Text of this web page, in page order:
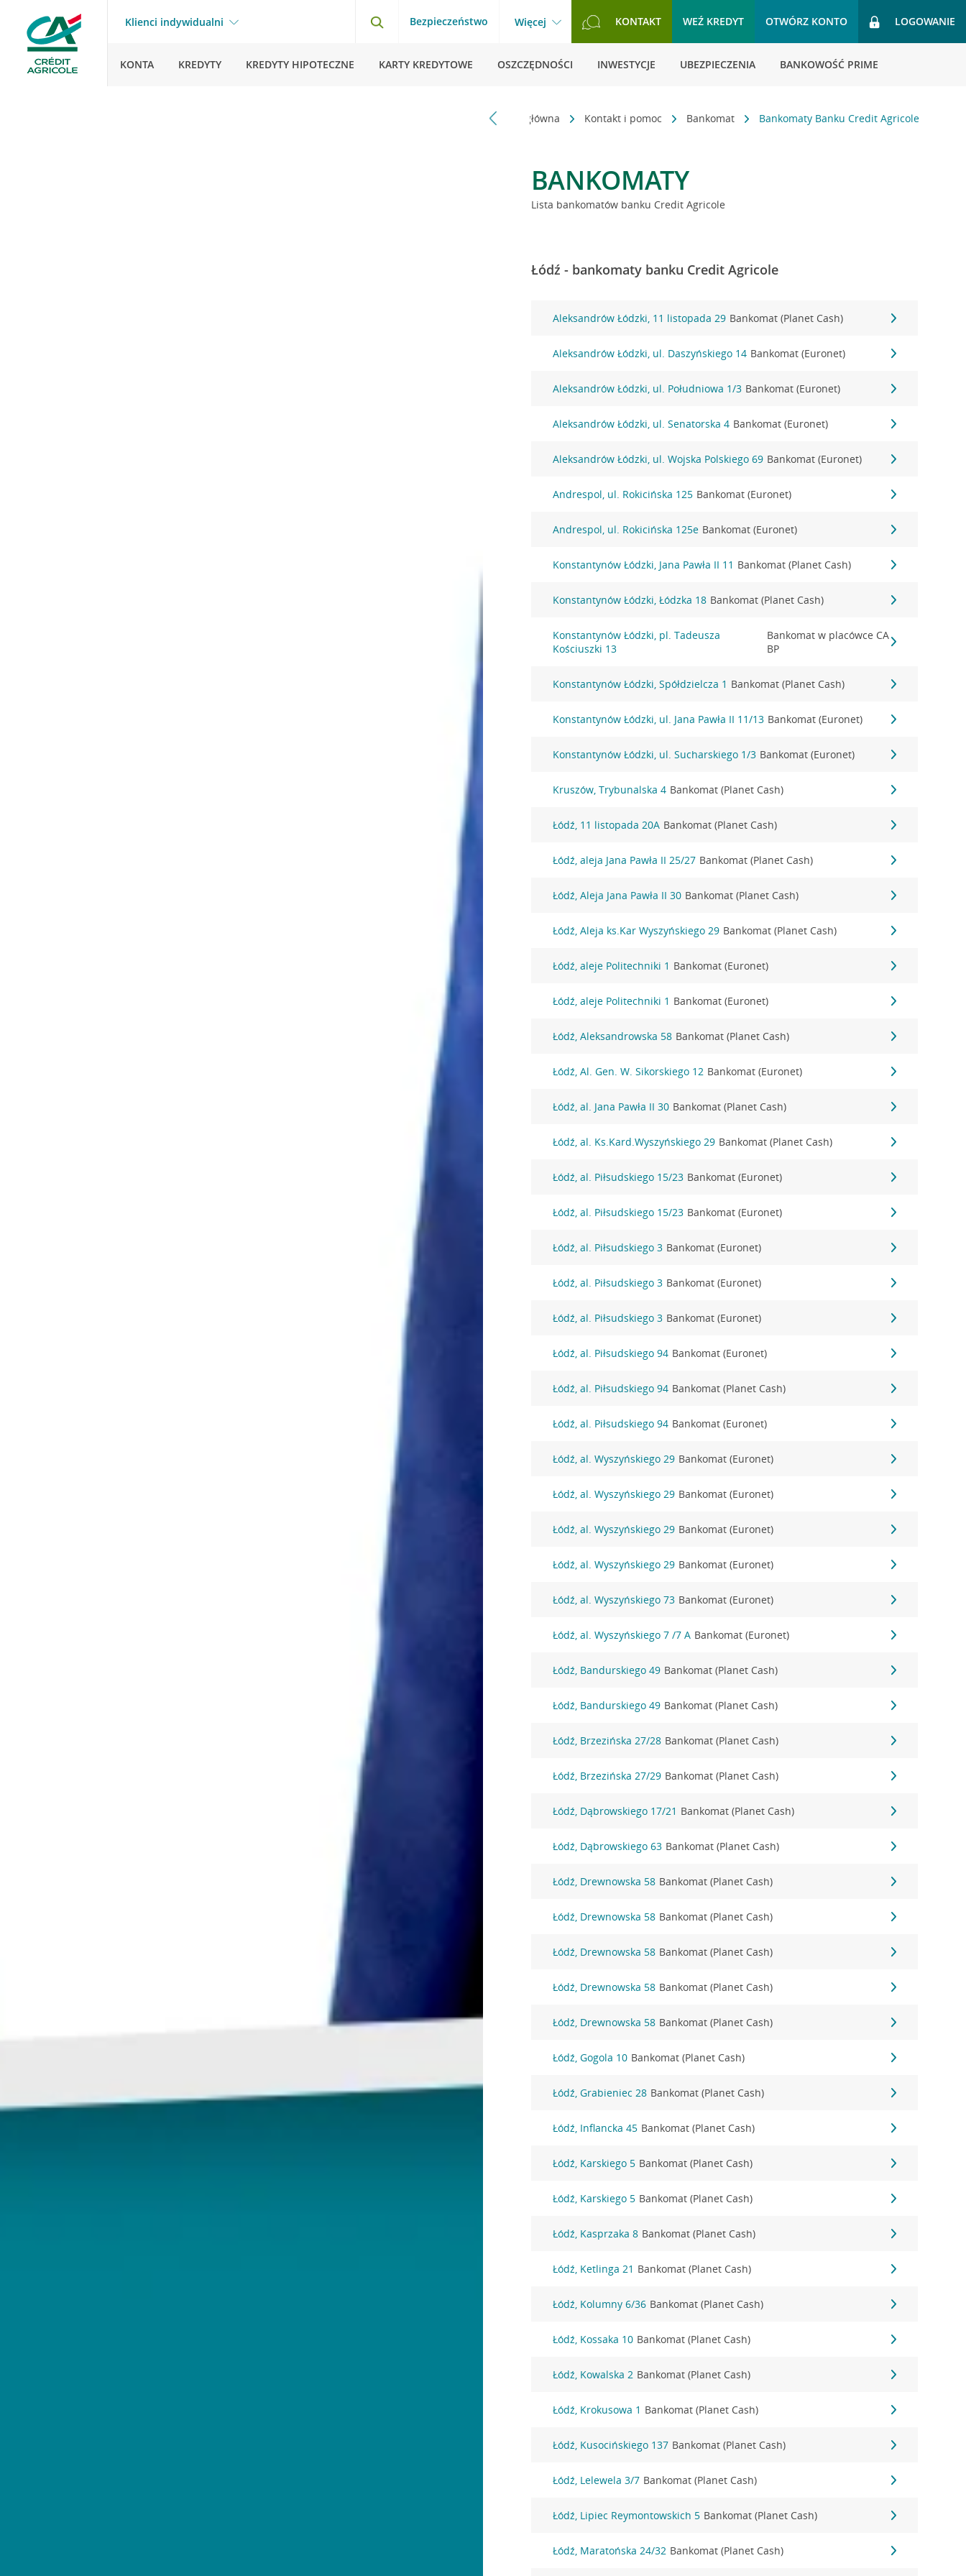
Klienci indywidualni Bezpieczeństwo Więcej KONTAKT WEŹ KREDYT OTWÓRZ KONTO LOGOWANIE
KONTA KREDYTY KREDYTY HIPOTECZNE KARTY KREDYTOWE OSZCZĘDNOŚCI INWESTYCJE UBEZPIECZENIA BANKOWOŚĆ PRIME
Strona główna Kontakt i pomoc Bankomat Bankomaty Banku Credit Agricole
BANKOMATY
Lista bankomatów banku Credit Agricole
Łódź - bankomaty banku Credit Agricole
Aleksandrów Łódzki, 11 listopada 29 Bankomat (Planet Cash)
Aleksandrów Łódzki, ul. Daszyńskiego 14 Bankomat (Euronet)
Aleksandrów Łódzki, ul. Południowa 1/3 Bankomat (Euronet)
Aleksandrów Łódzki, ul. Senatorska 4 Bankomat (Euronet)
Aleksandrów Łódzki, ul. Wojska Polskiego 69 Bankomat (Euronet)
Andrespol, ul. Rokicińska 125 Bankomat (Euronet)
Andrespol, ul. Rokicińska 125e Bankomat (Euronet)
Konstantynów Łódzki, Jana Pawła II 11 Bankomat (Planet Cash)
Konstantynów Łódzki, Łódzka 18 Bankomat (Planet Cash)
Konstantynów Łódzki, pl. Tadeusza
Kościuszki 13
Bankomat w placówce CA
BP
Konstantynów Łódzki, Spółdzielcza 1 Bankomat (Planet Cash)
Konstantynów Łódzki, ul. Jana Pawła II 11/13 Bankomat (Euronet)
Konstantynów Łódzki, ul. Sucharskiego 1/3 Bankomat (Euronet)
Kruszów, Trybunalska 4 Bankomat (Planet Cash)
Łódź, 11 listopada 20A Bankomat (Planet Cash)
Łódź, aleja Jana Pawła II 25/27 Bankomat (Planet Cash)
Łódź, Aleja Jana Pawła II 30 Bankomat (Planet Cash)
Łódź, Aleja ks.Kar Wyszyńskiego 29 Bankomat (Planet Cash)
Łódź, aleje Politechniki 1 Bankomat (Euronet)
Łódź, aleje Politechniki 1 Bankomat (Euronet)
Łódź, Aleksandrowska 58 Bankomat (Planet Cash)
Łódź, Al. Gen. W. Sikorskiego 12 Bankomat (Euronet)
Łódź, al. Jana Pawła II 30 Bankomat (Planet Cash)
Łódź, al. Ks.Kard.Wyszyńskiego 29 Bankomat (Planet Cash)
Łódź, al. Piłsudskiego 15/23 Bankomat (Euronet)
Łódź, al. Piłsudskiego 15/23 Bankomat (Euronet)
Łódź, al. Piłsudskiego 3 Bankomat (Euronet)
Łódź, al. Piłsudskiego 3 Bankomat (Euronet)
Łódź, al. Piłsudskiego 3 Bankomat (Euronet)
Łódź, al. Piłsudskiego 94 Bankomat (Euronet)
Łódź, al. Piłsudskiego 94 Bankomat (Planet Cash)
Łódź, al. Piłsudskiego 94 Bankomat (Euronet)
Łódź, al. Wyszyńskiego 29 Bankomat (Euronet)
Łódź, al. Wyszyńskiego 29 Bankomat (Euronet)
Łódź, al. Wyszyńskiego 29 Bankomat (Euronet)
Łódź, al. Wyszyńskiego 29 Bankomat (Euronet)
Łódź, al. Wyszyńskiego 73 Bankomat (Euronet)
Łódź, al. Wyszyńskiego 7 /7 A Bankomat (Euronet)
Łódź, Bandurskiego 49 Bankomat (Planet Cash)
Łódź, Bandurskiego 49 Bankomat (Planet Cash)
Łódź, Brzezińska 27/28 Bankomat (Planet Cash)
Łódź, Brzezińska 27/29 Bankomat (Planet Cash)
Łódź, Dąbrowskiego 17/21 Bankomat (Planet Cash)
Łódź, Dąbrowskiego 63 Bankomat (Planet Cash)
Łódź, Drewnowska 58 Bankomat (Planet Cash)
Łódź, Drewnowska 58 Bankomat (Planet Cash)
Łódź, Drewnowska 58 Bankomat (Planet Cash)
Łódź, Drewnowska 58 Bankomat (Planet Cash)
Łódź, Drewnowska 58 Bankomat (Planet Cash)
Łódź, Gogola 10 Bankomat (Planet Cash)
Łódź, Grabieniec 28 Bankomat (Planet Cash)
Łódź, Inflancka 45 Bankomat (Planet Cash)
Łódź, Karskiego 5 Bankomat (Planet Cash)
Łódź, Karskiego 5 Bankomat (Planet Cash)
Łódź, Kasprzaka 8 Bankomat (Planet Cash)
Łódź, Ketlinga 21 Bankomat (Planet Cash)
Łódź, Kolumny 6/36 Bankomat (Planet Cash)
Łódź, Kossaka 10 Bankomat (Planet Cash)
Łódź, Kowalska 2 Bankomat (Planet Cash)
Łódź, Krokusowa 1 Bankomat (Planet Cash)
Łódź, Kusocińskiego 137 Bankomat (Planet Cash)
Łódź, Lelewela 3/7 Bankomat (Planet Cash)
Łódź, Lipiec Reymontowskich 5 Bankomat (Planet Cash)
Łódź, Maratońska 24/32 Bankomat (Planet Cash)